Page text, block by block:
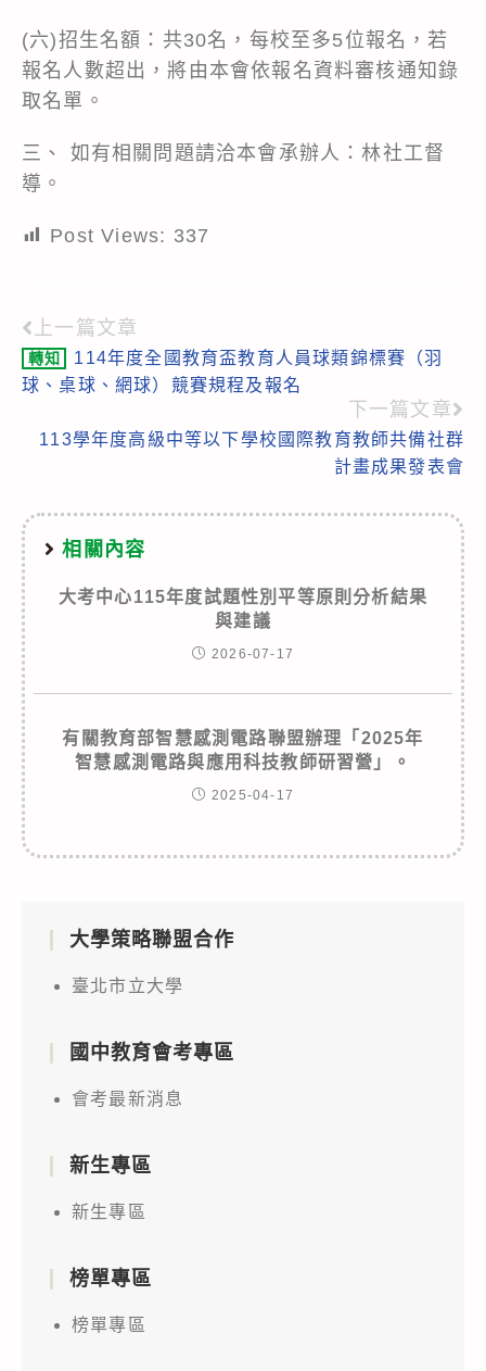
(六)招生名額：共30名，每校至多5位報名，若
報名人數超出，將由本會依報名資料審核通知錄
取名單。
三、 如有相關問題請洽本會承辦人：林社工督
導。
Post Views: 337
Read
more
上一篇文章
轉知
114年度全國教育盃教育人員球類錦標賽（羽
球、桌球、網球）競賽規程及報名
下一篇文章
113學年度高級中等以下學校國際教育教師共備社群
計畫成果發表會
相關內容
大考中心115年度試題性別平等原則分析結果
與建議
2026-07-17
有關教育部智慧感測電路聯盟辦理「2025年
智慧感測電路與應用科技教師研習營」。
2025-04-17
大學策略聯盟合作
臺北市立大學
國中教育會考專區
會考最新消息
新生專區
新生專區
榜單專區
榜單專區